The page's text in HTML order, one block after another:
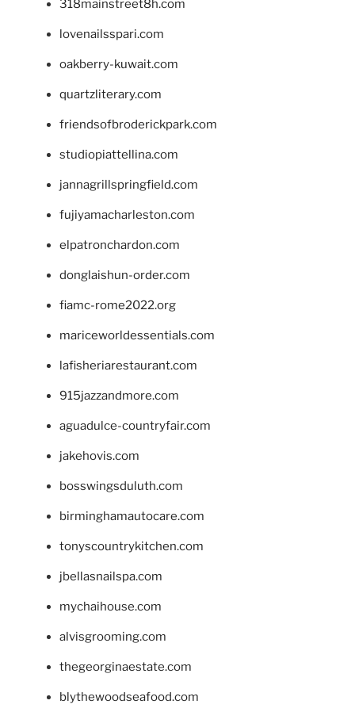
318mainstreet8h.com
lovenailsspari.com
oakberry-kuwait.com
quartzliterary.com
friendsofbroderickpark.com
studiopiattellina.com
jannagrillspringfield.com
fujiyamacharleston.com
elpatronchardon.com
donglaishun-order.com
fiamc-rome2022.org
mariceworldessentials.com
lafisheriarestaurant.com
915jazzandmore.com
aguadulce-countryfair.com
jakehovis.com
bosswingsduluth.com
birminghamautocare.com
tonyscountrykitchen.com
jbellasnailspa.com
mychaihouse.com
alvisgrooming.com
thegeorginaestate.com
blythewoodseafood.com